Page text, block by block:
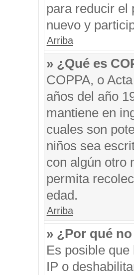
para reducir el
nuevo y
Arriba
» ¿Qué es
COPPA, o
años del año
mantiene en
cuales son
niños sea
con algún otro
permita
edad.
Arriba
» ¿Por qué
Es posible
IP o